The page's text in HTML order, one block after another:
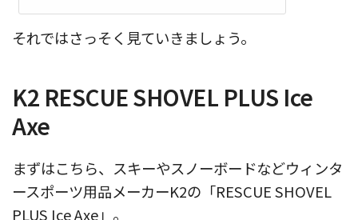
それではさっそく見ていきましょう。
K2 RESCUE SHOVEL PLUS Ice
Axe
まずはこちら、スキーやスノーボードなどウィンタ
ースポーツ用品メーカーK2の「RESCUE SHOVEL
PLUS Ice Axe」。